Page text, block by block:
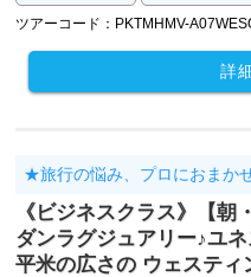
ツアーコード：PKTMHMV-
詳
★旅行の悩み、プロにおまか
《ビジネスクラス》【朝
ダンラグジュアリー♪ユ
平米の広さの ウェステ